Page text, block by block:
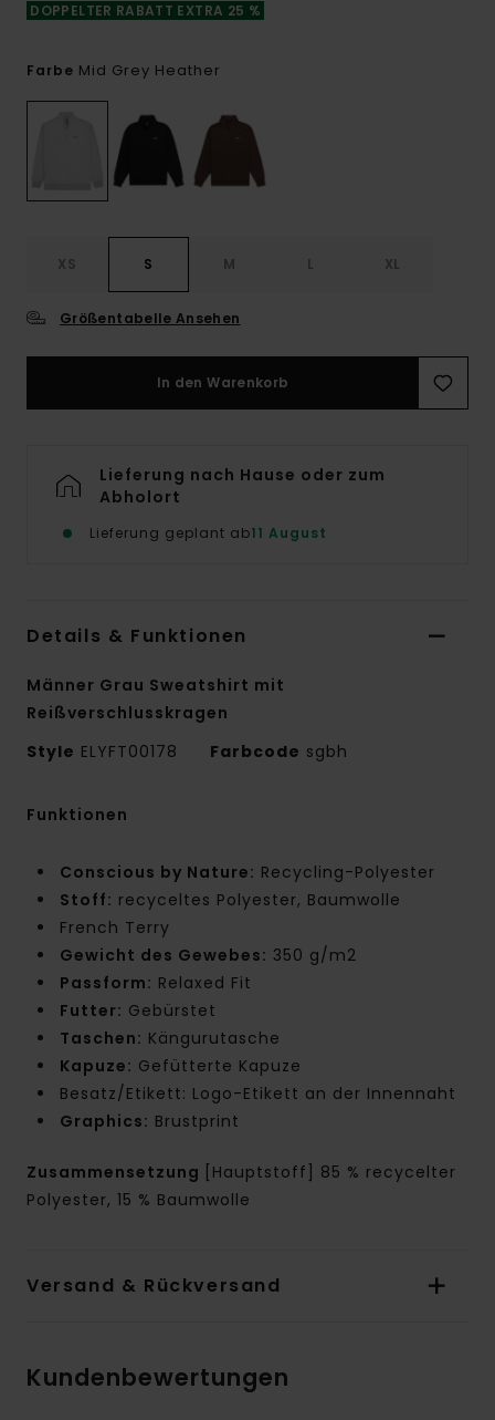
DOPPELTER RABATT EXTRA 25 %
Farbe Mid Grey Heather
XS S M L XL
Größentabelle Ansehen
In den Warenkorb
Lieferung nach Hause oder zum
Abholort
Lieferung geplant ab11 August
Details & Funktionen
Männer Grau Sweatshirt mit
Reißverschlusskragen
Style ELYFT00178 Farbcode sgbh
Funktionen
Conscious by Nature: Recycling-Polyester
Stoff: recyceltes Polyester, Baumwolle
French Terry
Gewicht des Gewebes: 350 g/m2
Passform: Relaxed Fit
Futter: Gebürstet
Taschen: Kängurutasche
Kapuze: Gefütterte Kapuze
Besatz/Etikett: Logo-Etikett an der Innennaht
Graphics: Brustprint
Zusammensetzung
[Hauptstoff] 85 % recycelter
Polyester, 15 % Baumwolle
Versand & Rückversand
Kundenbewertungen